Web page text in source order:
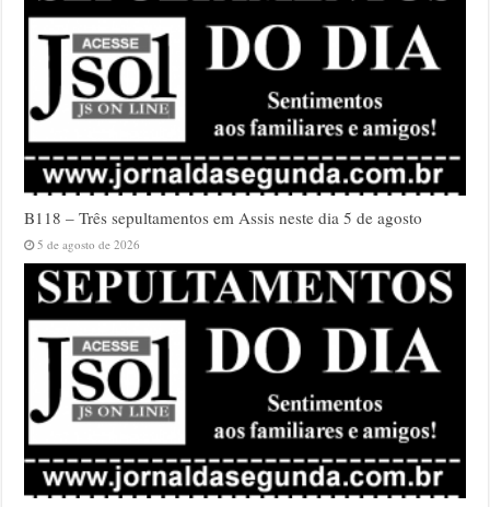
B118 – Três sepultamentos em Assis neste dia 5 de agosto
5 de agosto de 2026